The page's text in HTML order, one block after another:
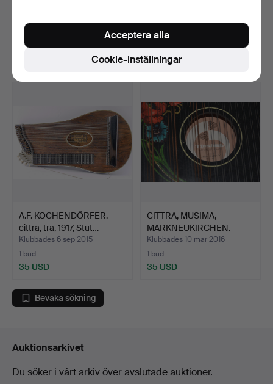
10x40 med påse, 1900-…
1 bud
mässing, troligen England …
Klubbades 30 apr 2017
1 bud
35 USD
A.F. KOCHENDÖRFER.
cittra, trä, 1917, Stut…
Klubbades 6 sep 2015
1 bud
35 USD
CITTRA, MUSIMA,
MARKNEUKIRCHEN.
Klubbades 10 mar 2016
1 bud
35 USD
Bevaka sökning
Auktionsarkivet
Du söker i vårt arkiv över avslutade auktioner.
Cookie-inställningar
Acceptera alla